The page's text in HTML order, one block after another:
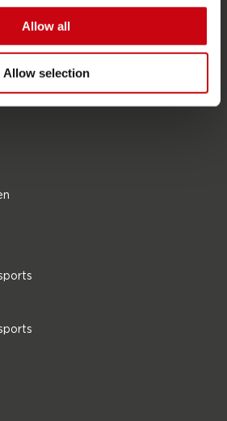
Allow all
Allow selection